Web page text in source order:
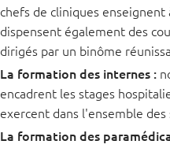
chefs de cliniques
dispensent également des
dirigés par un binôme
La formation des internes :
encadrent les stages
exercent dans l'ensemble
La formation des